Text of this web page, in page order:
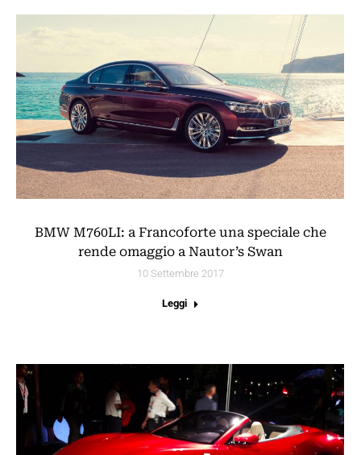
BMW M760LI: a Francoforte una speciale che
rende omaggio a Nautor’s Swan
10 Settembre 2017
Leggi